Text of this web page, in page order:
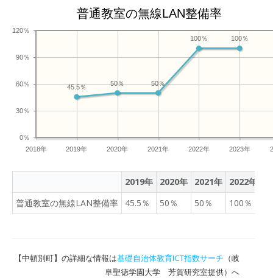
普通教室の無線LAN整備率
2018年 2019年 2020年 2021年 2022年 2023年
0％
30％
60％
90％
120％
100％
100％
50％
50％
45.5％
2019年 2020年 2021年 2022年
普通教室の無線LAN整備率
45.5％ 50％ 50％ 100％
【中頓別町】の詳細な情報は基礎自治体教育ICT指数サーチ （岐
阜聖徳学園大学 芳賀研究室提供）へ